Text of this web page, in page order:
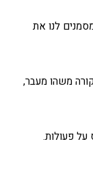
לנו את
משהו מעבר,
פעולות.